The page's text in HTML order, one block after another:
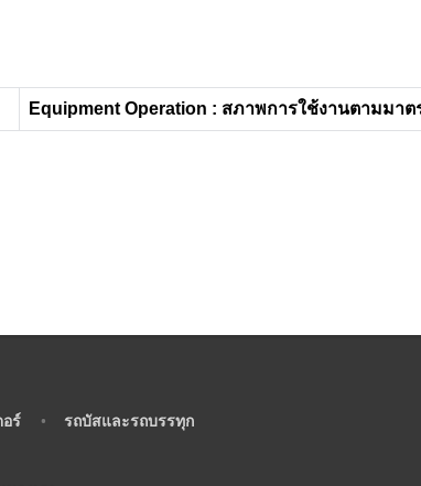
Equipment Operation : สภาพการใช้งานตามมา
ร์ • รถบัสและรถบรรทุก